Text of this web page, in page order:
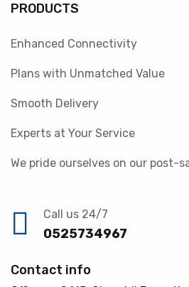
PRODUCTS
Enhanced Connectivity
Plans with Unmatched Value
Smooth Delivery
Experts at Your Service
We pride ourselves on our post-
Call us 24/7
0525734967
Contact info